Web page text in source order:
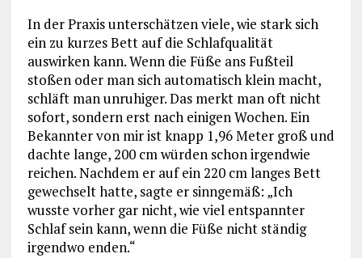
In der Praxis unterschätzen viele, wie stark sich
ein zu kurzes Bett auf die Schlafqualität
auswirken kann. Wenn die Füße ans Fußteil
stoßen oder man sich automatisch klein macht,
schläft man unruhiger. Das merkt man oft nicht
sofort, sondern erst nach einigen Wochen. Ein
Bekannter von mir ist knapp 1,96 Meter groß und
dachte lange, 200 cm würden schon irgendwie
reichen. Nachdem er auf ein 220 cm langes Bett
gewechselt hatte, sagte er sinngemäß: „Ich
wusste vorher gar nicht, wie viel entspannter
Schlaf sein kann, wenn die Füße nicht ständig
irgendwo enden.“